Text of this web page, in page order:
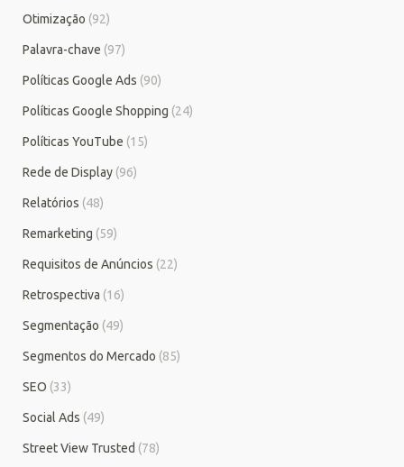
Otimização (92)
Palavra-chave (97)
Políticas Google Ads (90)
Políticas Google Shopping (24)
Políticas YouTube (15)
Rede de Display (96)
Relatórios (48)
Remarketing (59)
Requisitos de Anúncios (22)
Retrospectiva (16)
Segmentação (49)
Segmentos do Mercado (85)
SEO (33)
Social Ads (49)
Street View Trusted (78)